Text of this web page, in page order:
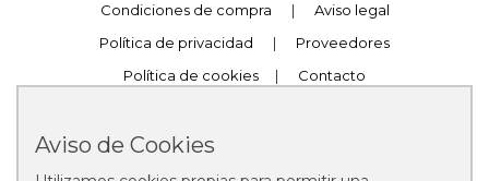
Condiciones de compra |
Aviso legal
Política de privacidad
|
Proveedores
Política de cookies
|
Contacto
Aviso de Cookies